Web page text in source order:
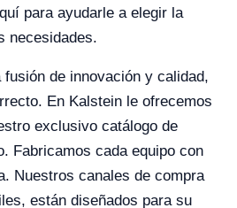
para ayudarle a elegir la
necesidades.
de innovación y calidad,
En Kalstein le ofrecemos
exclusivo catálogo de
Fabricamos cada equipo con
Nuestros canales de compra
están diseñados para su